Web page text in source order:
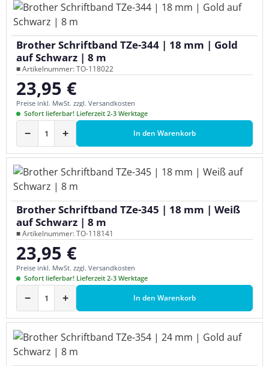
Brother Schriftband TZe-344 | 18 mm | Gold
auf Schwarz | 8 m
■ Artikelnummer: TO-118022
Regulärer Preis:
23,95 €
Preise inkl. MwSt. zzgl. Versandkosten
Sofort lieferbar! Lieferzeit 2-3 Werktage
− + In den Warenkorb
Brother Schriftband TZe-345 | 18 mm | Weiß
auf Schwarz | 8 m
■ Artikelnummer: TO-118141
Regulärer Preis:
23,95 €
Preise inkl. MwSt. zzgl. Versandkosten
Sofort lieferbar! Lieferzeit 2-3 Werktage
− + In den Warenkorb